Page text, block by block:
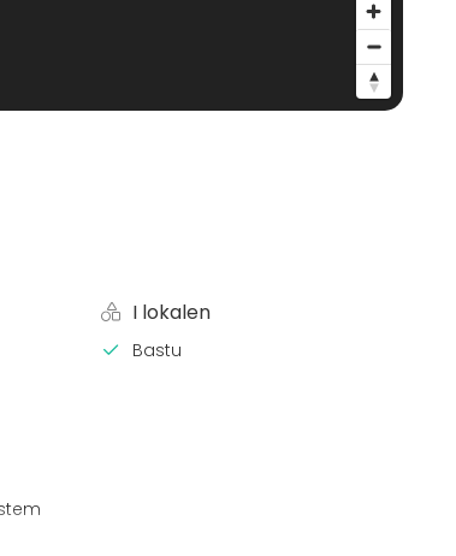
I lokalen
Bastu